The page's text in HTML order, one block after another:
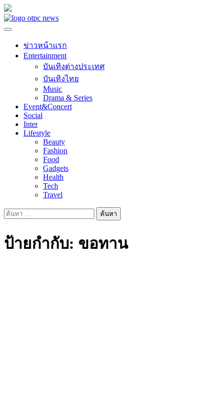
Skip
to
ข่าวหน้าแรก
Entertainment
บันเทิงต่างประเทศ
บันเทิงไทย
Music
Drama & Series
Event&Concert
Social
Inter
Lifestyle
Beauty
Fashion
Food
Gadgets
Health
Tech
Travel
ค้นหา
ป้ายกำกับ: ขอทาน